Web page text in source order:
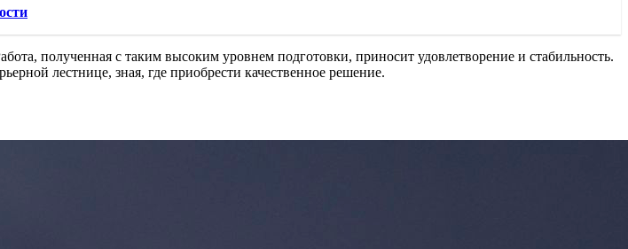
полученная с таким высоким уровнем подготовки, приносит удовлетворение и стабильность.
лестнице, зная, где приобрести качественное решение.